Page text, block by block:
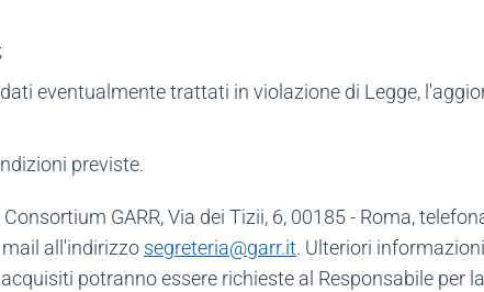
eventualmente trattati in violazione di Legge,
previste.
GARR, Via dei Tizii, 6, 00185 - Roma,
all'indirizzo segreteria@garr.it. Ulteriori
potranno essere richieste al Responsabile per